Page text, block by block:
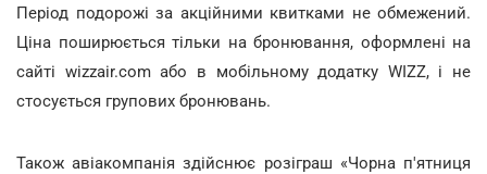
Період подорожі за акційними квитками не обмежений.
Ціна поширюється тільки на бронювання, оформлені на
сайті wizzair.com або в мобільному додатку WIZZ, і не
стосується групових бронювань.
Також авіакомпанія здійснює розіграш «Чорна п'ятниця